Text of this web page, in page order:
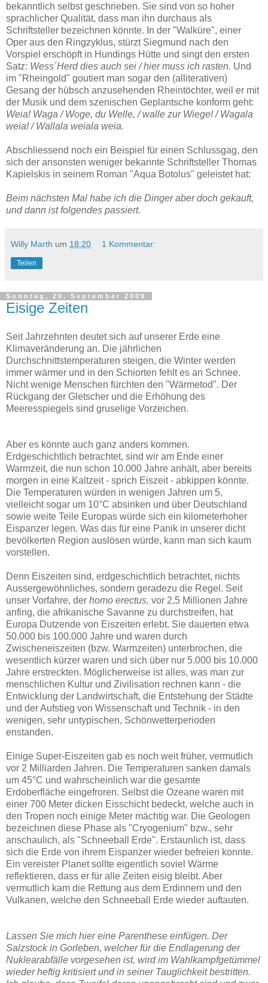
bekanntlich selbst geschrieben. Sie sind von so hoher
sprachlicher Qualität, dass man ihn durchaus als
Schriftsteller bezeichnen könnte. In der "Walküre", einer
Oper aus den Ringzyklus, stürzt Siegmund nach den
Vorspiel erschöpft in Hundings Hütte und singt den ersten
Satz: Wess´Herd dies auch sei / hier muss ich rasten. Und
im "Rheingold" goutiert man sogar den (alliterativen)
Gesang der hübsch anzusehenden Rheintöchter, weil er mit
der Musik und dem szenischen Geplantsche konform geht:
Weia! Waga / Woge, du Welle, / walle zur Wiege! / Wagala
weia! / Wallala weiala weia.
Abschliessend noch ein Beispiel für einen Schlussgag, den
sich der ansonsten weniger bekannte Schriftsteller Thomas
Kapielskis in seinem Roman "Aqua Botolus" geleistet hat:
Beim nächsten Mal habe ich die Dinger aber doch gekauft,
und dann ist folgendes passiert.
Willy Marth um 18:20 1 Kommentar:
Teilen
Sonntag, 20. September 2009
Eisige Zeiten
Seit Jahrzehnten deutet sich auf unserer Erde eine
Klimaveränderung an. Die jährlichen
Durchschnittstemperaturen steigen, die Winter werden
immer wärmer und in den Schiorten fehlt es an Schnee.
Nicht wenige Menschen fürchten den "Wärmetod". Der
Rückgang der Gletscher und die Erhöhung des
Meeresspiegels sind gruselige Vorzeichen.
Aber es könnte auch ganz anders kommen.
Erdgeschichtlich betrachtet, sind wir am Ende einer
Warmzeit, die nun schon 10.000 Jahre anhält, aber bereits
morgen in eine Kaltzeit - sprich Eiszeit - abkippen könnte.
Die Temperaturen würden in wenigen Jahren um 5,
vielleicht sogar um 10°C absinken und über Deutschland
sowie weite Teile Europas würde sich ein kilometerhoher
Eispanzer legen. Was das für eine Panik in unserer dicht
bevölkerten Region auslösen würde, kann man sich kaum
vorstellen.
Denn Eiszeiten sind, erdgeschichtlich betrachtet, nichts
Aussergewöhnliches, sondern geradezu die Regel. Seit
unser Vorfahre, der homo erectus, vor 2,5 Millionen Jahre
anfing, die afrikanische Savanne zu durchstreifen, hat
Europa Dutzende von Eiszeiten erlebt. Sie dauerten etwa
50.000 bis 100.000 Jahre und waren durch
Zwischeneiszeiten (bzw. Warmzeiten) unterbrochen, die
wesentlich kürzer waren und sich über nur 5.000 bis 10.000
Jahre erstreckten. Möglicherweise ist alles, was man zur
menschlichen Kultur und Zivilisation rechnen kann - die
Entwicklung der Landwirtschaft, die Entstehung der Städte
und der Aufstieg von Wissenschaft und Technik - in den
wenigen, sehr untypischen, Schönwetterperioden
enstanden.
Einige Super-Eiszeiten gab es noch weit früher, vermutlich
vor 2 Milliarden Jahren. Die Temperaturen sanken damals
um 45°C und wahrscheinlich war die gesamte
Erdoberfläche eingefroren. Selbst die Ozeane waren mit
einer 700 Meter dicken Eisschicht bedeckt, welche auch in
den Tropen noch einige Meter mächtig war. Die Geologen
bezeichnen diese Phase als "Cryogenium" bzw., sehr
anschaulich, als "Schneeball Erde". Erstaunlich ist, dass
sich die Erde von ihrem Eispanzer wieder befreien konnte.
Ein vereister Planet sollte eigentlich soviel Wärme
reflektieren, dass er für alle Zeiten eisig bleibt. Aber
vermutlich kam die Rettung aus dem Erdinnern und den
Vulkanen, welche den Schneeball Erde wieder auftauten.
Lassen Sie mich hier eine Parenthese einfügen. Der
Salzstock in Gorleben, welcher für die Endlagerung der
Nuklearabfälle vorgesehen ist, wird im Wahlkampfgetümmel
wieder heftig kritisiert und in seiner Tauglichkeit bestritten.